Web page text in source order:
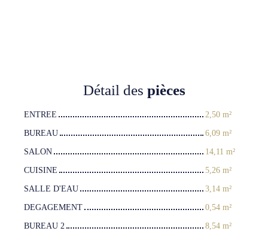
Détail des pièces
ENTREE
2,50 m²
BUREAU
6,09 m²
SALON
14,11 m²
CUISINE
5,26 m²
SALLE D'EAU
3,14 m²
DEGAGEMENT
0,54 m²
BUREAU 2
8,54 m²